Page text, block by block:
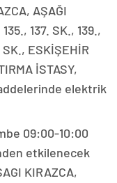
AŞAĞI
137. SK., 139.,
SK., ESKİŞEHİR
İSTASY,
elektrik
09:00-10:00
etkilenecek
KIRAZCA,